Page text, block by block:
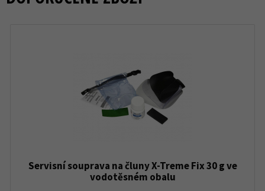
Servisní souprava na čluny X-Treme Fix 30 g ve
vodotěsném obalu